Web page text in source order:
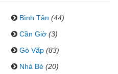
Bình Tân (44)
Cần Giờ (3)
Gò Vấp (83)
Nhà Bè (20)